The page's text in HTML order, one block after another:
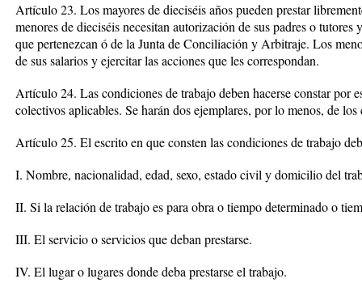
Artículo 23. Los mayores de dieciséis años pueden prestar
menores de dieciséis necesitan autorización de sus padres o
que pertenezcan ó de la Junta de Conciliación y Arbitraje. Los
de sus salarios y ejercitar las acciones que les correspondan.
Artículo 24. Las condiciones de trabajo deben hacerse constar por
colectivos aplicables. Se harán dos ejemplares, por lo menos, de
Artículo 25. El escrito en que consten las condiciones de trabajo
I. Nombre, nacionalidad, edad, sexo, estado civil y domicilio del
II. Si la relación de trabajo es para obra o tiempo determinado o
III. El servicio o servicios que deban prestarse.
IV. El lugar o lugares donde deba prestarse el trabajo.